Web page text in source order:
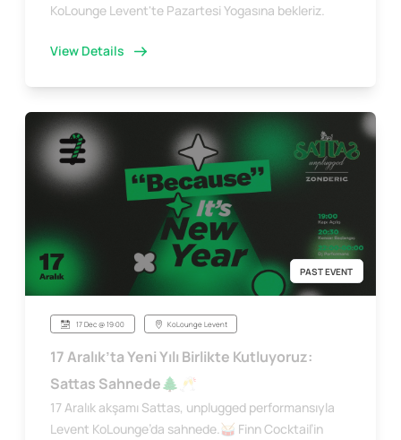
KoLounge Levent'te Pazartesi Yogasına bekleriz.
View Details
PAST EVENT
17 Dec @ 19:00 KoLounge Levent
17 Aralık’ta Yeni Yılı Birlikte Kutluyoruz:
Sattas Sahnede🌲🥂
17 Aralık akşamı Sattas, unplugged performansıyla
Levent KoLounge’da sahnede.🥁 Finn Cocktail’in